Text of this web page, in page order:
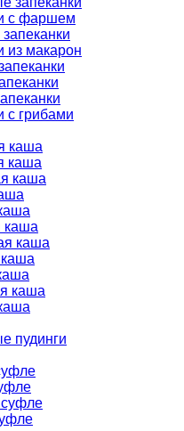
с фаршем
из макарон
с грибами
каша
каша
каша
каша
каша
каша
пудинги